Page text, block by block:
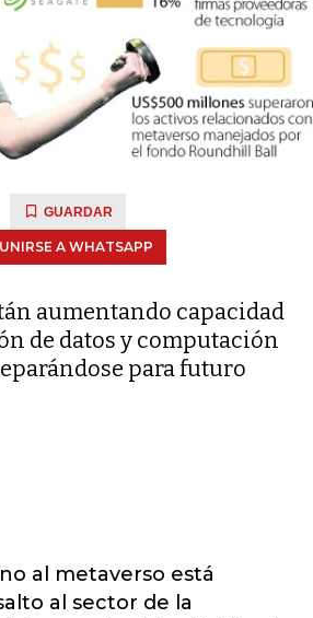
GUARDAR
UNIRSE A WHATSAPP
aumentando capacidad
de datos y computación
para futuro
al metaverso está
al sector de la